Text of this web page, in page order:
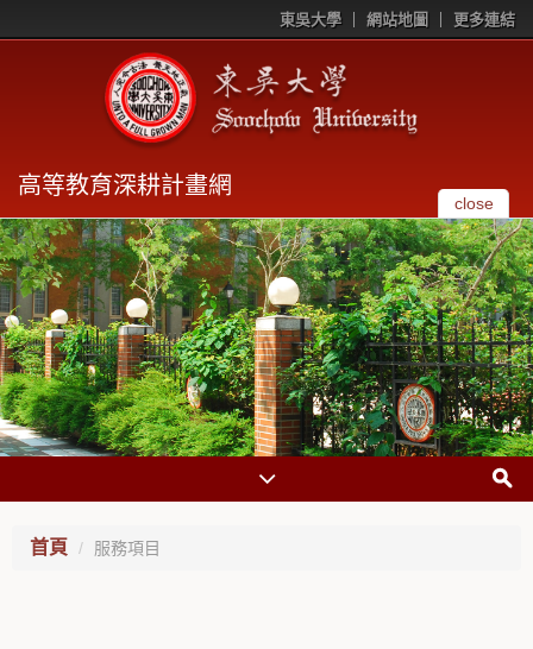
東吳大學 網站地圖 更多連結
高等教育深耕計畫網
close
首頁 服務項目